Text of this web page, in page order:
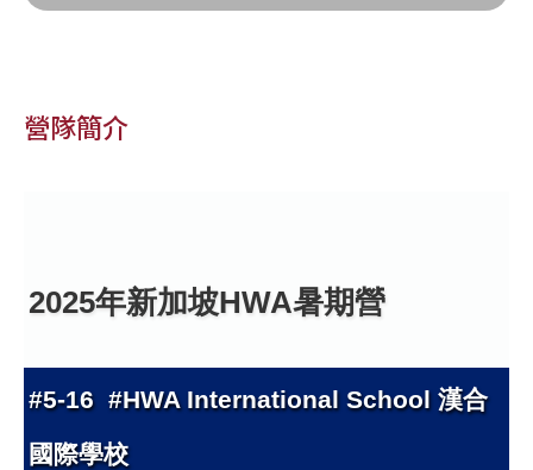
營隊簡介
2025年新加坡HWA暑期營
#5-16 #HWA International School 漢合
國際學校